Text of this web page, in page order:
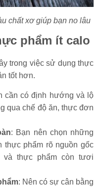
chất xơ giúp bạn no lâu
phẩm ít calo
trong việc sử dụng thực
tốt hơn.
cần có định hướng và lộ
qua chế độ ăn, thực đơn
: Bạn nên chọn những
thực phẩm rõ nguồn gốc
thực phẩm còn tươi
: Nên có sự cân bằng